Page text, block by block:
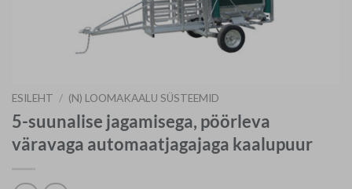
ESILEHT / (N) LOOMAKAALU SÜSTEEMID
5-suunalise jagamisega, pöörleva
väravaga automaatjagajaga kaalupuur